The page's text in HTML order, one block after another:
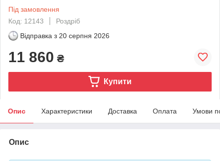
Під замовлення
Код: 12143
Роздріб
Відправка з 20 серпня 2026
11 860 ₴
Купити
Опис Характеристики Доставка Оплата Умови
Опис